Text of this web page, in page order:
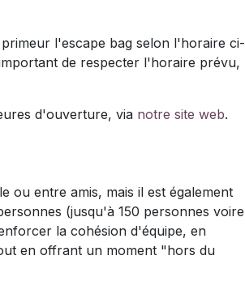
l'escape bag selon l'horaire ci-
de respecter l'horaire prévu,
d'ouverture, via notre site web.
ou entre amis, mais il est également
(jusqu'à 150 personnes voire
la cohésion d'équipe, en
en offrant un moment "hors du